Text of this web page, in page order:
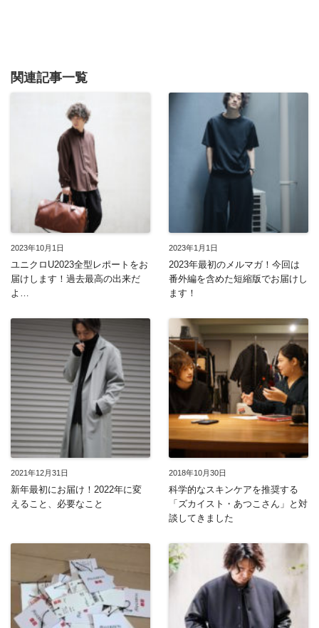
関連記事一覧
2023年10月1日
ユニクロU2023全型レポートをお
届けします！過去最高の出来だ
よ…
2023年1月1日
2023年最初のメルマガ！今回は
番外編を含めた短縮版でお届けし
ます！
2021年12月31日
新年最初にお届け！2022年に変
えること、必要なこと
2018年10月30日
科学的なスキンケアを推奨する
「ズカイスト・あつこさん」と対
談してきました